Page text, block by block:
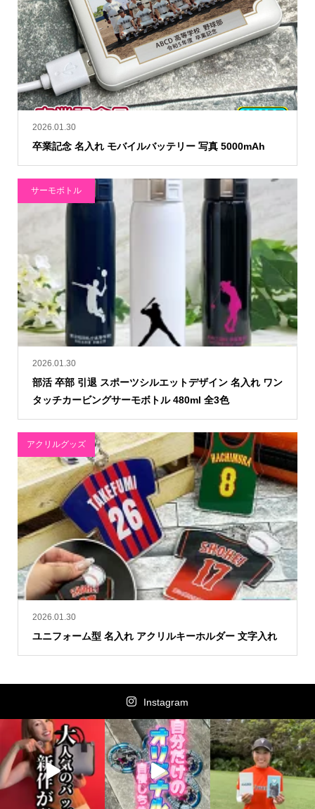
2026.01.30
卒業記念 名入れ モバイルバッテリー 写真 5000mAh
2026.01.30
部活 卒部 引退 スポーツシルエットデザイン 名入れ ワン
タッチカービングサーモボトル 480ml 全3色
サーモボトル
2026.01.30
ユニフォーム型 名入れ アクリルキーホルダー 文字入れ
アクリルグッズ
Instagram